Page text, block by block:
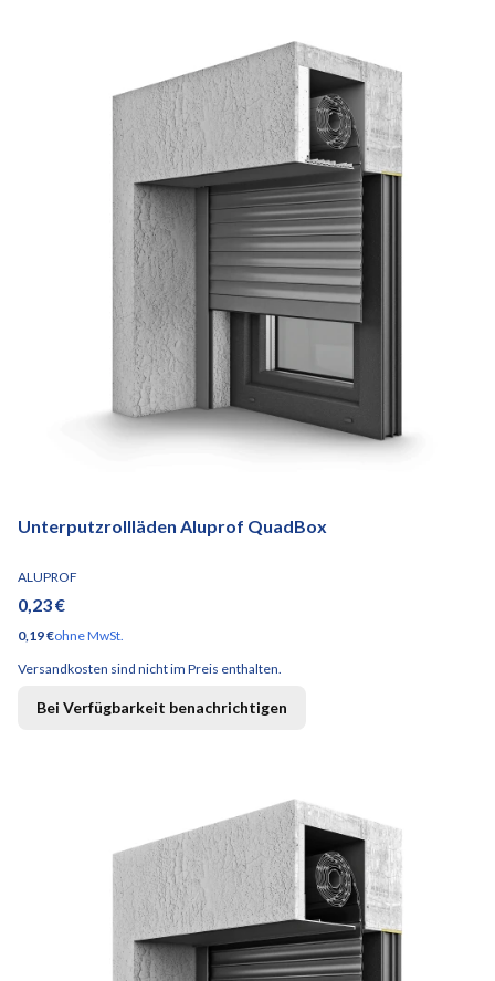
Unterputzrollläden Aluprof QuadBox
HERSTELLER
ALUPROF
Preis
0,23 €
Preis
0,19 €ohne MwSt.
Versandkosten sind nicht im Preis enthalten.
Bei Verfügbarkeit benachrichtigen